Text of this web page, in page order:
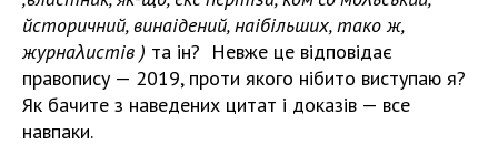
йсторичний,винаідений, наібільших, тако ж,
журнаλистів ) та ін? Невже це відповідає
правопису — 2019, проти якого нібито виступаю я?
Як бачите з наведених цитат і доказів — все
навпаки.